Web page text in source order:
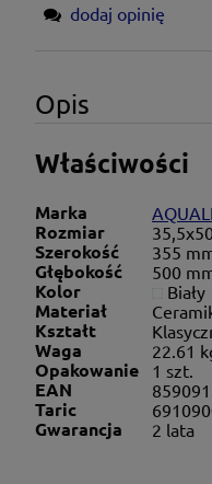
dodaj opinię
Opis
Właściwości
Marka
Rozmiar
Szerokość 355
Głębokość 500
Kolor Biały
Materiał
Kształt
Waga 22.61
Opakowanie 1 szt.
EAN
Taric
Gwarancja 2 lata